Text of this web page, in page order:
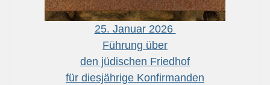
25. Januar 2026
Führung über
den jüdischen Friedhof
für diesjährige Konfirmanden